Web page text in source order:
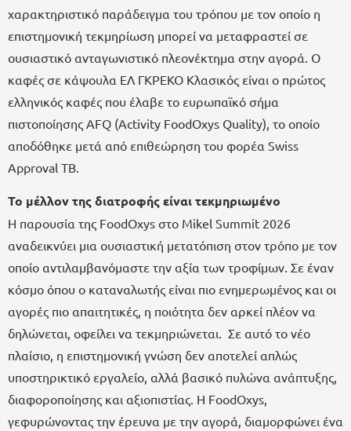
χαρακτηριστικό παράδειγμα του τρόπου με τον οποίο η
επιστημονική τεκμηρίωση μπορεί να μεταφραστεί σε
ουσιαστικό ανταγωνιστικό πλεονέκτημα στην αγορά. Ο
καφές σε κάψουλα ΕΛ ΓΚΡΕΚΟ Κλασικός είναι ο πρώτος
ελληνικός καφές που έλαβε το ευρωπαϊκό σήμα
πιστοποίησης AFQ (Activity FoodOxys Quality), το οποίο
αποδόθηκε μετά από επιθεώρηση του φορέα Swiss
Approval TB.
Το μέλλον της διατροφής είναι τεκμηριωμένο
Η παρουσία της FoodOxys στο Mikel Summit 2026
αναδεικνύει μια ουσιαστική μετατόπιση στον τρόπο με τον
οποίο αντιλαμβανόμαστε την αξία των τροφίμων. Σε έναν
κόσμο όπου ο καταναλωτής είναι πιο ενημερωμένος και οι
αγορές πιο απαιτητικές, η ποιότητα δεν αρκεί πλέον να
δηλώνεται, οφείλει να τεκμηριώνεται. Σε αυτό το νέο
πλαίσιο, η επιστημονική γνώση δεν αποτελεί απλώς
υποστηρικτικό εργαλείο, αλλά βασικό πυλώνα ανάπτυξης,
διαφοροποίησης και αξιοπιστίας. Η FoodOxys,
γεφυρώνοντας την έρευνα με την αγορά, διαμορφώνει ένα